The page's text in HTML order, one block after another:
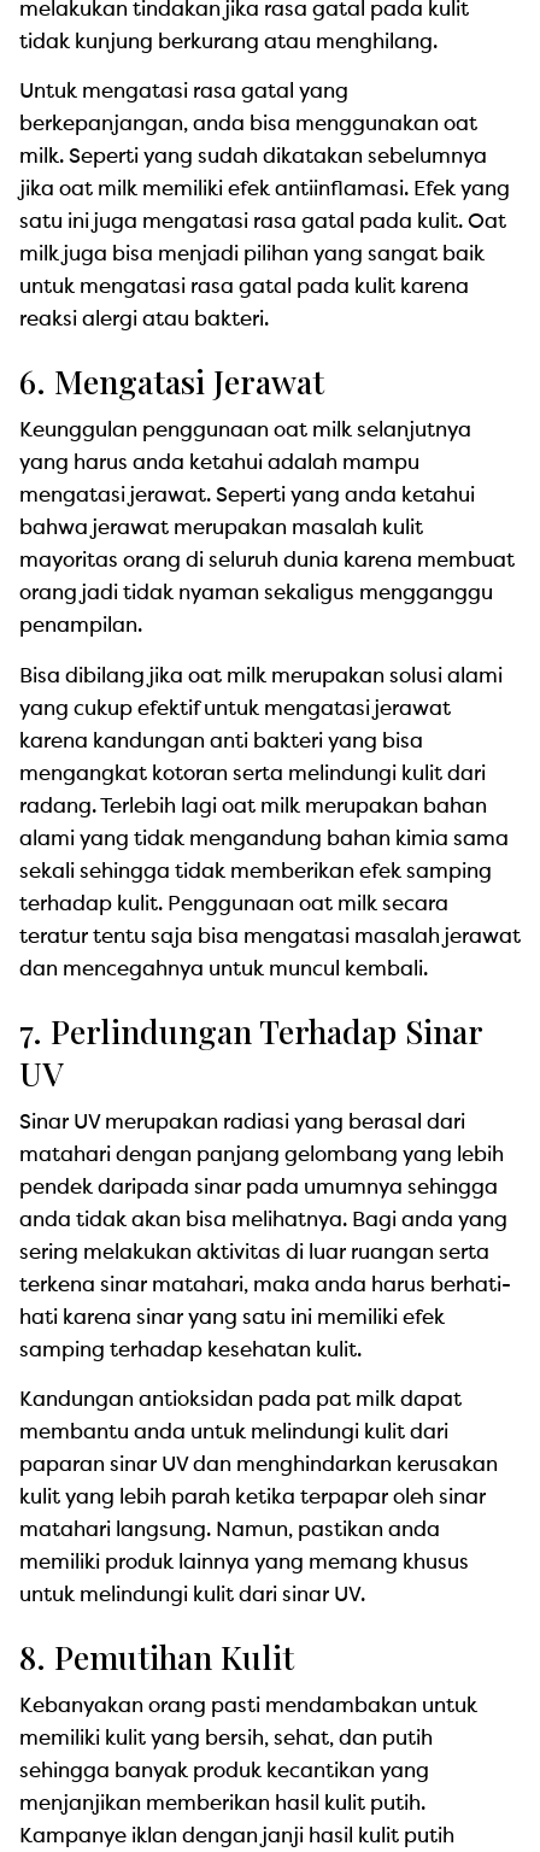
melakukan tindakan jika rasa gatal pada kulit
tidak kunjung berkurang atau menghilang.
Untuk mengatasi rasa gatal yang
berkepanjangan, anda bisa menggunakan oat
milk. Seperti yang sudah dikatakan sebelumnya
jika oat milk memiliki efek antiinflamasi. Efek yang
satu ini juga mengatasi rasa gatal pada kulit. Oat
milk juga bisa menjadi pilihan yang sangat baik
untuk mengatasi rasa gatal pada kulit karena
reaksi alergi atau bakteri.
6. Mengatasi Jerawat
Keunggulan penggunaan oat milk selanjutnya
yang harus anda ketahui adalah mampu
mengatasi jerawat. Seperti yang anda ketahui
bahwa jerawat merupakan masalah kulit
mayoritas orang di seluruh dunia karena membuat
orang jadi tidak nyaman sekaligus mengganggu
penampilan.
Bisa dibilang jika oat milk merupakan solusi alami
yang cukup efektif untuk mengatasi jerawat
karena kandungan anti bakteri yang bisa
mengangkat kotoran serta melindungi kulit dari
radang. Terlebih lagi oat milk merupakan bahan
alami yang tidak mengandung bahan kimia sama
sekali sehingga tidak memberikan efek samping
terhadap kulit. Penggunaan oat milk secara
teratur tentu saja bisa mengatasi masalah jerawat
dan mencegahnya untuk muncul kembali.
7. Perlindungan Terhadap Sinar
UV
Sinar UV merupakan radiasi yang berasal dari
matahari dengan panjang gelombang yang lebih
pendek daripada sinar pada umumnya sehingga
anda tidak akan bisa melihatnya. Bagi anda yang
sering melakukan aktivitas di luar ruangan serta
terkena sinar matahari, maka anda harus berhati-
hati karena sinar yang satu ini memiliki efek
samping terhadap kesehatan kulit.
Kandungan antioksidan pada pat milk dapat
membantu anda untuk melindungi kulit dari
paparan sinar UV dan menghindarkan kerusakan
kulit yang lebih parah ketika terpapar oleh sinar
matahari langsung. Namun, pastikan anda
memiliki produk lainnya yang memang khusus
untuk melindungi kulit dari sinar UV.
8. Pemutihan Kulit
Kebanyakan orang pasti mendambakan untuk
memiliki kulit yang bersih, sehat, dan putih
sehingga banyak produk kecantikan yang
menjanjikan memberikan hasil kulit putih.
Kampanye iklan dengan janji hasil kulit putih